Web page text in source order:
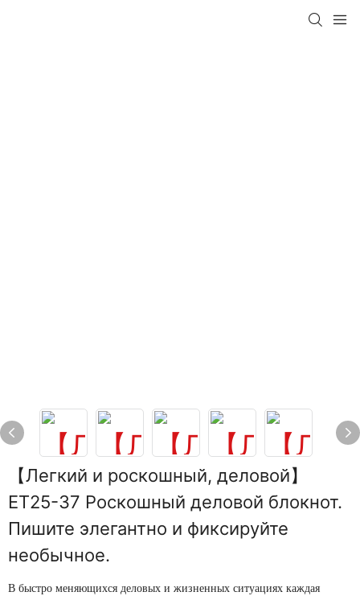
【Легкий и роскошный, деловой】
ET25-37 Роскошный деловой блокнот.
Пишите элегантно и фиксируйте
необычное.
В быстро меняющихся деловых и жизненных ситуациях каждая